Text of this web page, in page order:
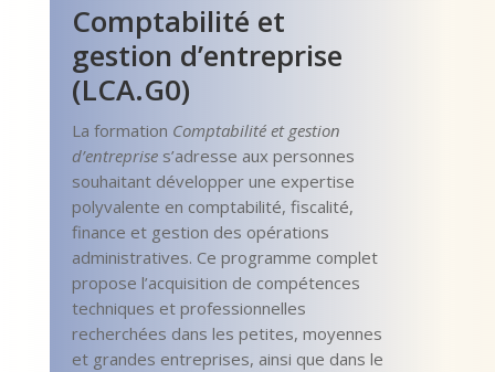
Comptabilité et
gestion d’entreprise
(LCA.G0)
La formation Comptabilité et gestion
d’entreprises’adresse aux personnes
souhaitant développer une expertise
polyvalente en comptabilité, fiscalité,
finance et gestion des opérations
administratives. Ce programme complet
propose l’acquisition de compétences
techniques et professionnelles
recherchées dans les petites, moyennes
et grandes entreprises, ainsi que dans le